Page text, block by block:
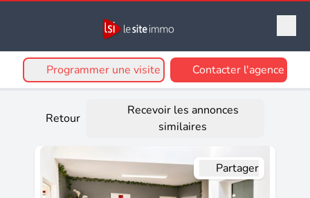
Programmer une visite Contacter l'agence
Retour
Recevoir les annonces
similaires
Partager